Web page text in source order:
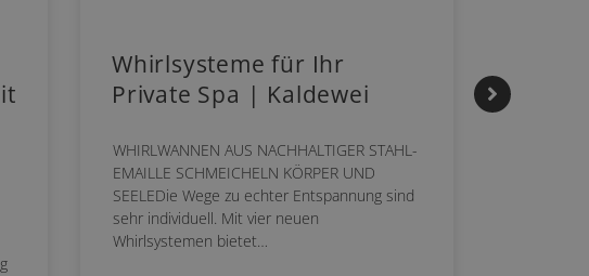
Whirlsysteme für Ihr
Private Spa | Kaldewei
WHIRLWANNEN AUS NACHHALTIGER STAHL-
EMAILLE SCHMEICHELN KÖRPER UND
SEELEDie Wege zu echter Entspannung sind
sehr individuell. Mit vier neuen
Whirlsystemen bietet…